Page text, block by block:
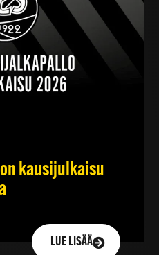
kausijulkaisu
LUE LISÄÄ